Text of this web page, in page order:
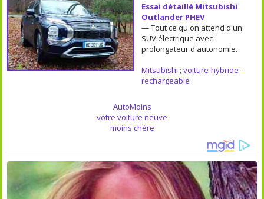
Essai détaillé Mitsubishi
Outlander PHEV
— Tout ce qu'on attend d'un
SUV électrique avec
prolongateur d'autonomie.
Mitsubishi ; voiture-hybride-
rechargeable
AutoMoins
votre voiture neuve
moins chère